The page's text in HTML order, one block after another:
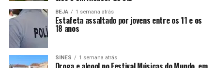
BEJA 1 semana atrás
Estafeta assaltado por jovens entre os 11 e os
18 anos
SINES 1 semana atrás